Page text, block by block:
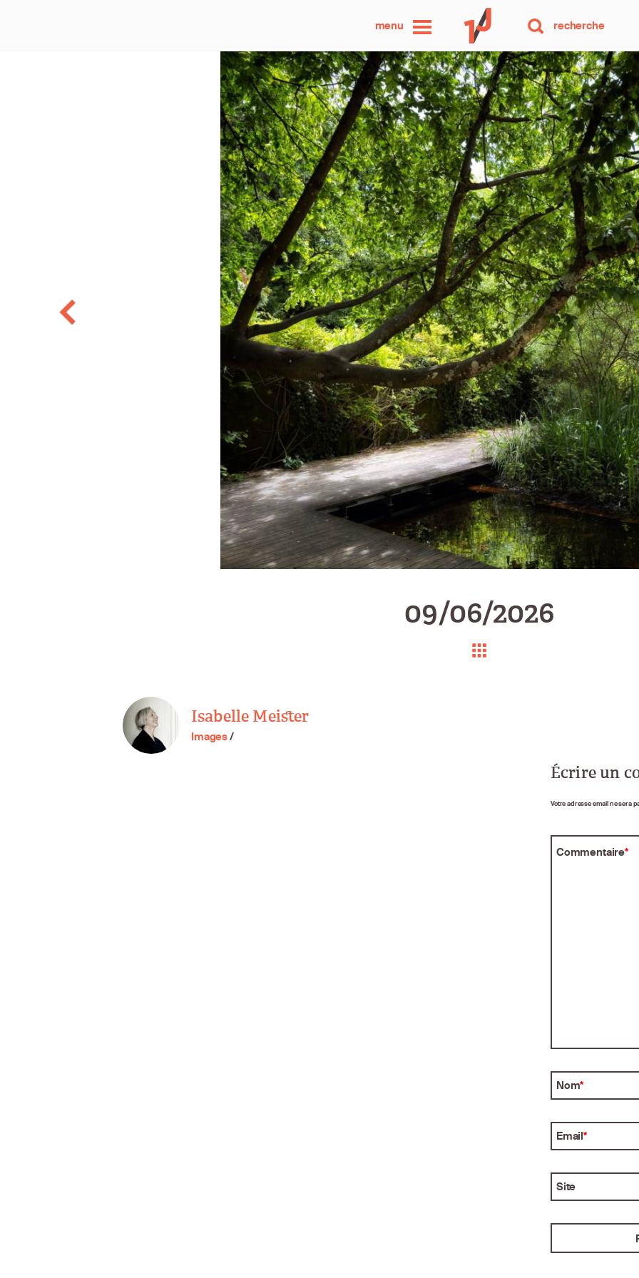
menu
une
photo
par
jour
recherche
09/06/2026
Isabelle Meister
Images/
Écrire un
Votre adresse email ne sera
Commentaire*
Nom*
Email*
Site